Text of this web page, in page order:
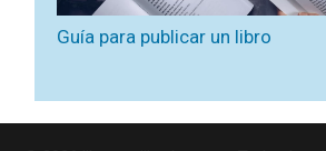
Guía para publicar un libro